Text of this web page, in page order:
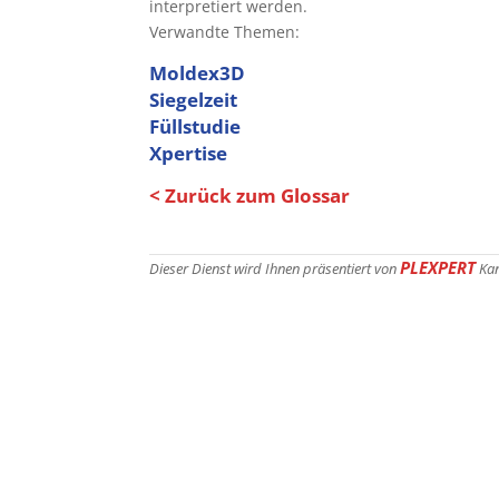
interpretiert werden.
Verwandte Themen:
Moldex3D
Siegelzeit
Füllstudie
Xpertise
< Zurück zum Glossar
Dieser Dienst wird Ihnen präsentiert vonPLEXPERT